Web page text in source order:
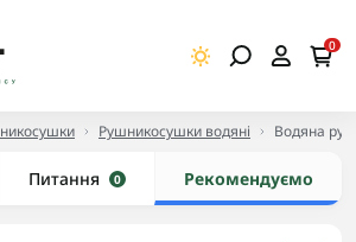
0
Рушникосушки водяні Водяна
Питання 0 Рекомендуємо